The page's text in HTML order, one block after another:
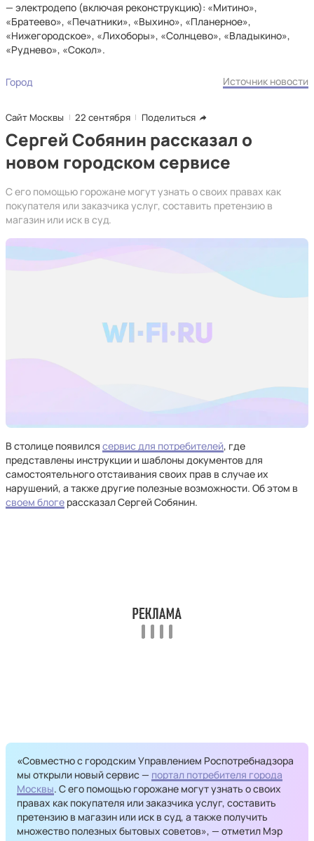
— электродепо (включая реконструкцию): «Митино»,
«Братеево», «Печатники», «Выхино», «Планерное»,
«Нижегородское», «Лихоборы», «Солнцево», «Владыкино»,
«Руднево», «Сокол».
Город Источник новости
Сайт Москвы 22 сентября Поделиться
Сергей Собянин рассказал о
новом городском сервисе
С его помощью горожане могут узнать о своих правах как
покупателя или заказчика услуг, составить претензию в
магазин или иск в суд.
В столице появился сервис для потребителей, где
представлены инструкции и шаблоны документов для
самостоятельного отстаивания своих прав в случае их
нарушений, а также другие полезные возможности. Об этом в
своем блоге рассказал Сергей Собянин.
«Совместно с городским Управлением Роспотребнадзора
мы открыли новый сервис — портал потребителя города
Москвы. С его помощью горожане могут узнать о своих
правах как покупателя или заказчика услуг, составить
претензию в магазин или иск в суд, а также получить
множество полезных бытовых советов», — отметил Мэр